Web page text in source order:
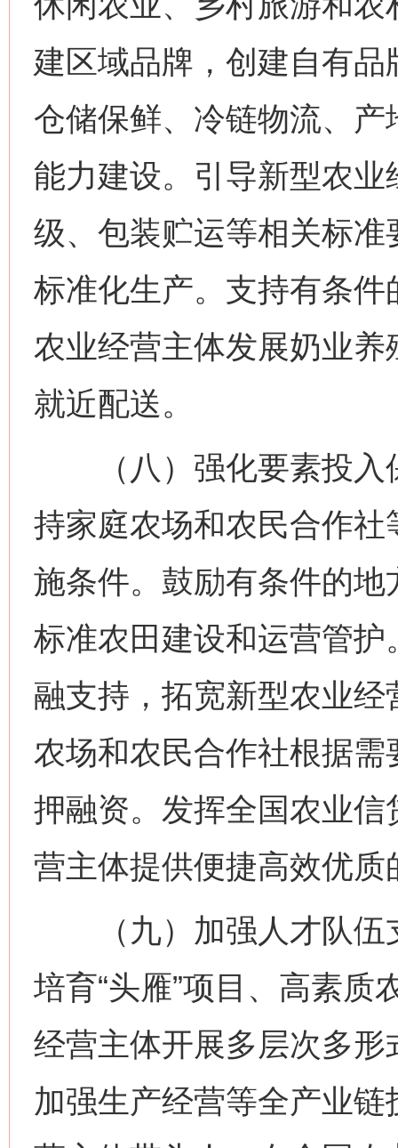
建区域品牌，创建自有
仓储保鲜、冷链物流、
能力建设。引导新型农
级、包装贮运等相关标
标准化生产。支持有条
农业经营主体发展奶业
就近配送。
（八）强化要素投入
持家庭农场和农民合作
施条件。鼓励有条件的
标准农田建设和运营管
融支持，拓宽新型农业
农场和农民合作社根据
押融资。发挥全国农业
营主体提供便捷高效优质
（九）加强人才队伍
培育“头雁”项目、高素质
经营主体开展多层次多
加强生产经营等全产业